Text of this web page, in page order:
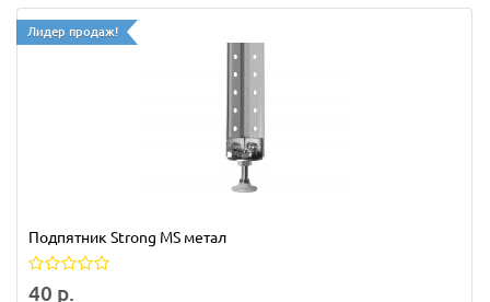
Лидер продаж!
Подпятник Strong MS метал
40 р.